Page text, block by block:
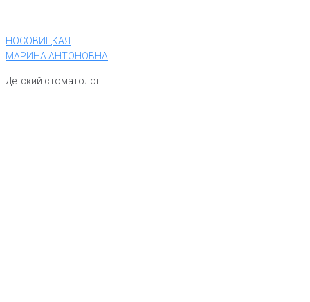
НОСОВИЦКАЯ
МАРИНА АНТОНОВНА
Детский стоматолог